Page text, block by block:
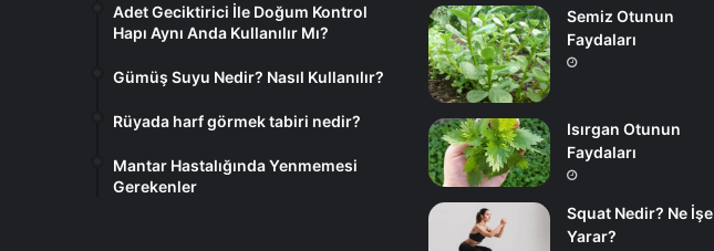
Adet Geciktirici İle Doğum Kontrol
Hapı Aynı Anda Kullanılır Mı?
Gümüş Suyu Nedir? Nasıl Kullanılır?
Rüyada harf görmek tabiri nedir?
Mantar Hastalığında Yenmemesi
Gerekenler
Semiz Otunun
Faydaları
Isırgan Otunun
Faydaları
Squat Nedir? Ne İşe
Yarar?